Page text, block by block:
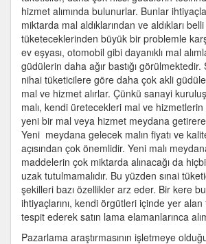
hizmet alımında bulunurlar. Bunlar
miktarda mal aldıklarından ve aldıkları
tüketeceklerinden büyük bir problemle
ev eşyası, otomobil gibi dayanıklı mal
güdülerin daha ağır bastığı görülmektedir.
nihai tüketicilere göre daha çok akli
mal ve hizmet alırlar. Çünkü sanayi
malı, kendi üretecekleri mal ve hizmetlerin
yeni bir mal veya hizmet meydana
Yeni meydana gelecek malın fiyatı ve
açısından çok önemlidir. Yeni malı
maddelerin çok miktarda alınacağı da
uzak tutulmamalıdır. Bu yüzden sınai
şekilleri bazı özellikler arz eder. Bir kere
ihtiyaçlarını, kendi örgütleri içinde yer
tespit ederek satın lama elamanlarınca
Pazarlama araştırmasının işletmeye